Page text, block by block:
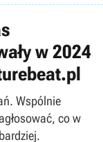
w 2024
Wspólnie
co w